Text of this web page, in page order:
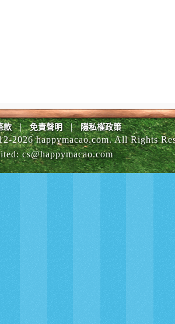
款 | 免責聲明 | 隱私權政策
2026 happymacao.com. All Rights
:cs@happymacao.com